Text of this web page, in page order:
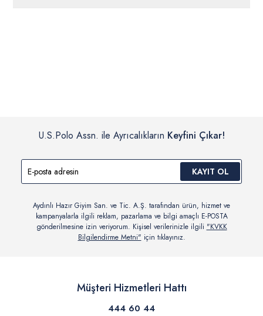
U.S.Polo Assn. ile Ayrıcalıkların Keyfini Çıkar!
KAYIT OL
Aydınlı Hazır Giyim San. ve Tic. A.Ş. tarafından ürün, hizmet ve
kampanyalarla ilgili reklam, pazarlama ve bilgi amaçlı E-POSTA
gönderilmesine izin veriyorum. Kişisel verilerinizle ilgili "KVKK
Bilgilendirme Metni" için tıklayınız.
Müşteri Hizmetleri Hattı
444 60 44